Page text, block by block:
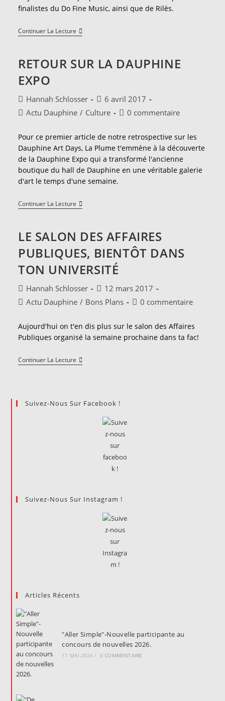
finalistes du Do Fine Music, ainsi que de Rilès.
Continuer La LectureRencontre
Avec
Finaliste
Du
RETOUR SUR LA DAUPHINE
EXPO
Auteur/autrice
de
Hannah Schlosser
Publication
publiée :
6 avril 2017
PostActu Dauphine / Culture
Commentaires
publication :
0 commentaire
Pour ce premier article de notre retrospective sur les
Dauphine Art Days, La Plume t'emmène à la découverte
de la Dauphine Expo qui a transformé l'ancienne
boutique du hall de Dauphine en une véritable galerie
d'art le temps d'une semaine.
Continuer La LectureRetour
Sur
Expo
LE SALON DES AFFAIRES
PUBLIQUES, BIENTÔT DANS
TON UNIVERSITÉ
Auteur/autrice
de
Hannah Schlosser
Publication
publiée :
12 mars 2017
PostActu Dauphine / Bons Plans
Commentaires
publication :
0 commentaire
Aujourd'hui on t'en dis plus sur le salon des Affaires
Publiques organisé la semaine prochaine dans ta fac!
Continuer La LectureLe
Salon
Bientôt
Dans
Université
Suivez-Nous Sur Facebook !
Suivez-Nous Sur Instagram !
Articles Récents
"Aller Simple"-Nouvelle participante au
concours de nouvelles 2026.
17 MAI 2026 / 0 COMMENTAIRE